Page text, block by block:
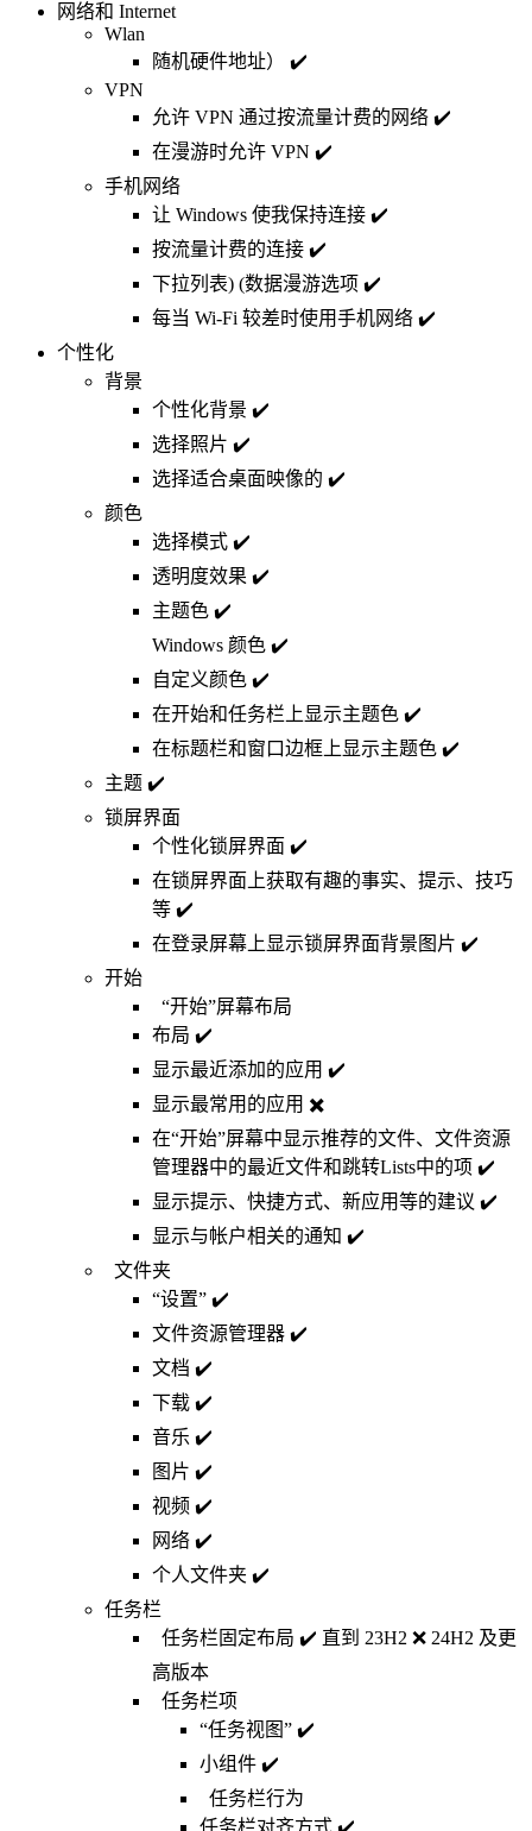
网络和 Internet
Wlan
随机硬件地址） ✔️
VPN
允许 VPN 通过按流量计费的网络 ✔️
在漫游时允许 VPN ✔️
手机网络
让 Windows 使我保持连接 ✔️
按流量计费的连接 ✔️
下拉列表) (数据漫游选项 ✔️
每当 Wi-Fi 较差时使用手机网络 ✔️
个性化
背景
个性化背景 ✔️
选择照片 ✔️
选择适合桌面映像的 ✔️
颜色
选择模式 ✔️
透明度效果 ✔️
主题色 ✔️
Windows 颜色 ✔️
自定义颜色 ✔️
在开始和任务栏上显示主题色 ✔️
在标题栏和窗口边框上显示主题色 ✔️
主题 ✔️
锁屏界面
个性化锁屏界面 ✔️
在锁屏界面上获取有趣的事实、提示、技巧
等 ✔️
在登录屏幕上显示锁屏界面背景图片 ✔️
开始
“开始”屏幕布局
布局 ✔️
显示最近添加的应用 ✔️
显示最常用的应用 ✖️
在“开始”屏幕中显示推荐的文件、文件资源
管理器中的最近文件和跳转Lists中的项 ✔️
显示提示、快捷方式、新应用等的建议 ✔️
显示与帐户相关的通知 ✔️
文件夹
“设置” ✔️
文件资源管理器 ✔️
文档 ✔️
下载 ✔️
音乐 ✔️
图片 ✔️
视频 ✔️
网络 ✔️
个人文件夹 ✔️
任务栏
任务栏固定布局 ✔️ 直到 23H2 ❌ 24H2 及更
高版本
任务栏项
“任务视图” ✔️
小组件 ✔️
任务栏行为